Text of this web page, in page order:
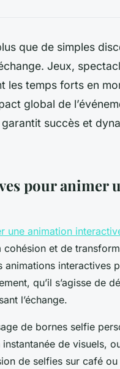
que de simples
Jeux,
les temps forts en
global de
succès et
pour animer
une animation
et de
interactives
qu’il s’agisse de
l’échange.
de bornes selfie
de visuels,
de selfies sur café